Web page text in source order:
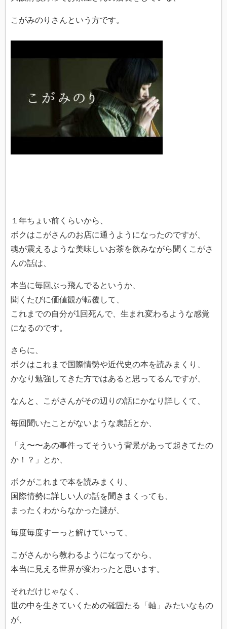
こがみのりさんという方です。
１年ちょい前くらいから、
ボクはこがさんのお店に通うようになったのですが、
魂が震えるような美味しいお茶を飲みながら聞くこがさ
んの話は、
本当に毎回ぶっ飛んでるというか、
聞くたびに価値観が転覆して、
これまでの自分が1回死んで、生まれ変わるような感覚
になるのです。
さらに、
ボクはこれまで国際情勢や近代史の本を読みまくり、
かなり勉強してきた方ではあると思ってるんですが、
なんと、こがさんがその辺りの話にかなり詳しくて、
毎回聞いたことがないような裏話とか、
「え〜〜あの事件ってそういう背景があって起きてたの
か！？」とか、
ボクがこれまで本を読みまくり、
国際情勢に詳しい人の話を聞きまくっても、
まったくわからなかった謎が、
毎度毎度すーっと解けていって、
こがさんから教わるようになってから、
本当に見える世界が変わったと思います。
それだけじゃなく、
世の中を生きていくための確固たる「軸」みたいなもの
が、